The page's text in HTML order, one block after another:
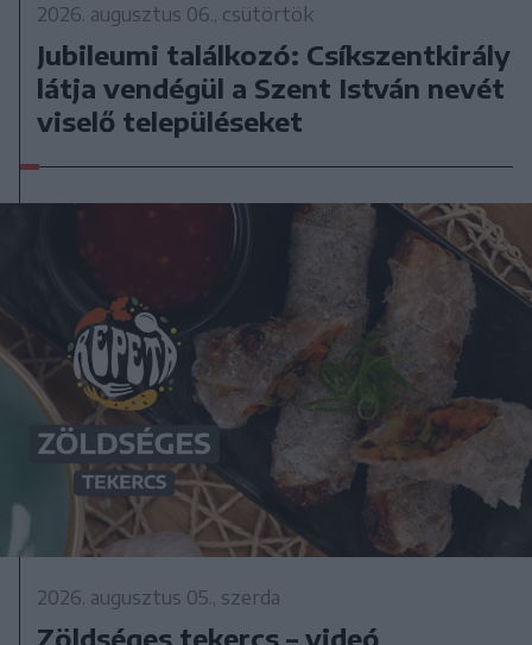
2026. augusztus 06., csütörtök
Jubileumi találkozó: Csíkszentkirály
látja vendégül a Szent István nevét
viselő településeket
2026. augusztus 05., szerda
Zöldséges tekercs – videó